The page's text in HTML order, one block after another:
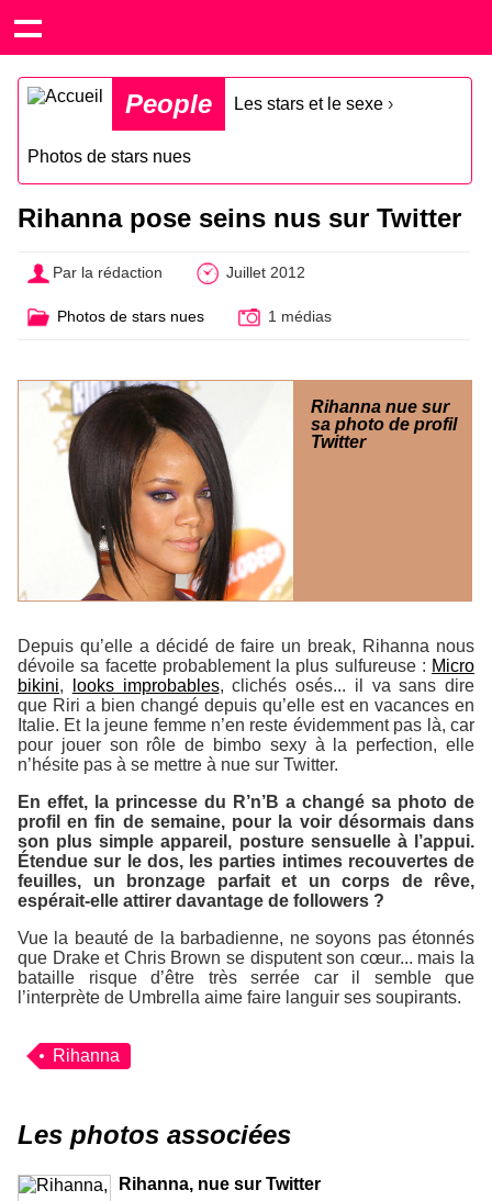
People Les stars et le sexe ›
Photos de stars nues
Rihanna pose seins nus sur Twitter
Par la rédaction Juillet 2012
Photos de stars nues 1 médias
Rihanna nue sur
sa photo de profil
Twitter
Depuis qu’elle a décidé de faire un break, Rihanna nous
dévoile sa facette probablement la plus sulfureuse : Micro
bikini, looks improbables, clichés osés... il va sans dire
que Riri a bien changé depuis qu’elle est en vacances en
Italie. Et la jeune femme n’en reste évidemment pas là, car
pour jouer son rôle de bimbo sexy à la perfection, elle
n’hésite pas à se mettre à nue sur Twitter.
En effet, la princesse du R’n’B a changé sa photo de
profil en fin de semaine, pour la voir désormais dans
son plus simple appareil, posture sensuelle à l’appui.
Étendue sur le dos, les parties intimes recouvertes de
feuilles, un bronzage parfait et un corps de rêve,
espérait-elle attirer davantage de followers ?
Vue la beauté de la barbadienne, ne soyons pas étonnés
que Drake et Chris Brown se disputent son cœur... mais la
bataille risque d’être très serrée car il semble que
l’interprète de Umbrella aime faire languir ses soupirants.
Rihanna
Les photos associées
Rihanna, nue sur Twitter